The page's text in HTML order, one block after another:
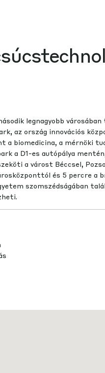
legnagyobb
az ország innovációs
a biomedicina, a mérnöki
a D1-es autópálya
a várost Béccsel,
és 5 percre a
szomszédságában